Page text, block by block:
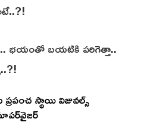
భయంతో బయటికి పరిగెత్తా..
స్థాయి విజువల్స్